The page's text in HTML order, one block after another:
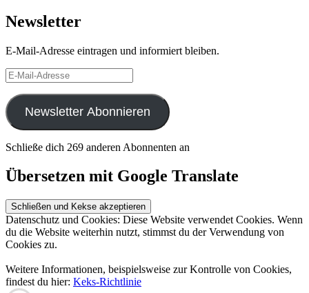
Newsletter
E-Mail-Adresse eintragen und informiert bleiben.
E-
Mail-
Adresse
Newsletter Abonnieren
Schließe dich 269 anderen Abonnenten an
Übersetzen mit Google Translate
Datenschutz und Cookies: Diese Website verwendet Cookies. Wenn
du die Website weiterhin nutzt, stimmst du der Verwendung von
Cookies zu.
Weitere Informationen, beispielsweise zur Kontrolle von Cookies,
findest du hier: Keks-Richtlinie